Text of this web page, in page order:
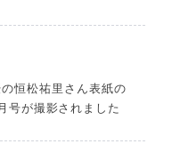
恒松祐里さん表紙の
号が撮影されました